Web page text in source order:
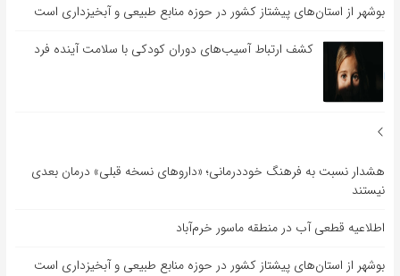
بوشهر از استان‌های پیشتاز کشور در حوزه منابع طبیعی و آبخیزداری است
کشف ارتباط آسیب‌های دوران کودکی با سلامت آینده فرد
هشدار نسبت به فرهنگ خوددرمانی؛ «داروهای نسخه قبلی» درمان بعدی
نیستند
اطلاعیه قطعی آب در منطقه ماسور خرم‌آباد
بوشهر از استان‌های پیشتاز کشور در حوزه منابع طبیعی و آبخیزداری است